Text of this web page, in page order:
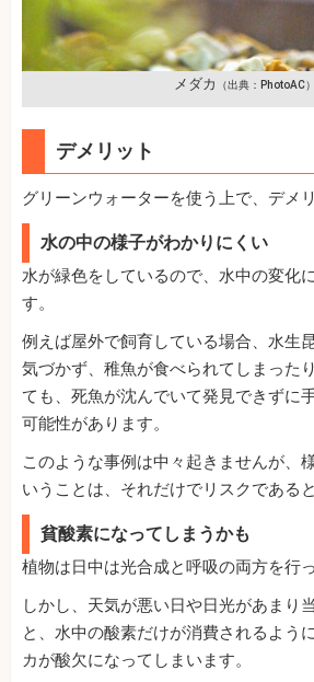
メダカ （出典：PhotoAC）
デメリット
グリーンウォーターを使う上で、デメ
水の中の様子がわかりにくい
水が緑色をしているので、水中の変化
す。
例えば屋外で飼育している場合、水生
気づかず、稚魚が食べられてしまった
ても、死魚が沈んでいて発見できずに
可能性があります。
このような事例は中々起きませんが、
いうことは、それだけでリスクである
貧酸素になってしまうかも
植物は日中は光合成と呼吸の両方を行
しかし、天気が悪い日や日光があまり
と、水中の酸素だけが消費されるよう
カが酸欠になってしまいます。